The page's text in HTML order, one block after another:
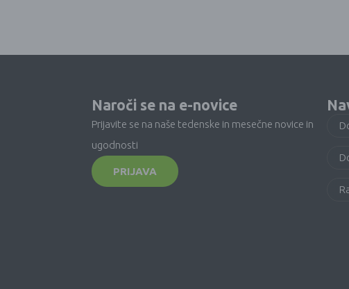
Naroči se na e-novice
Prijavite se na naše tedenske in mesečne novice in
ugodnosti
PRIJAVA